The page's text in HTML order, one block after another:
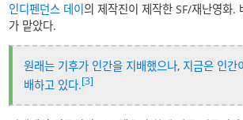
인디펜던스 데이의 제작진이 제작한 SF/재난영화.
가 맡았다.
원래는 기후가 인간을 지배했으나, 지금은 인간
배하고 있다.[3]